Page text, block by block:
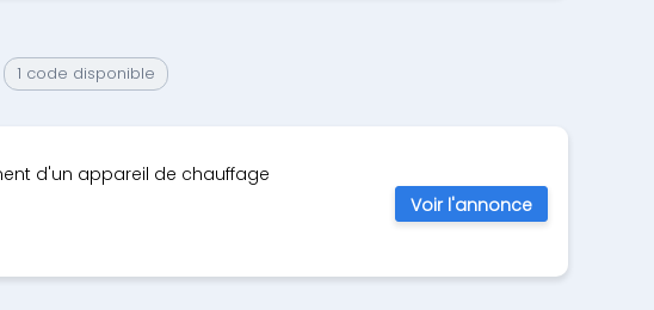
1 code disponible
d'un appareil de chauffage
Voir l'annonce